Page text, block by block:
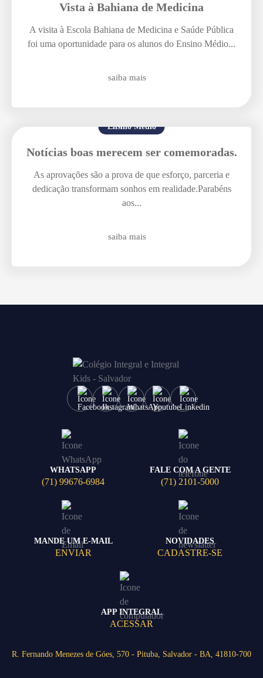
Vista à Bahiana de Medicina
A visita à Escola Bahiana de Medicina e Saúde Pública
foi uma oportunidade para os alunos do Ensino Médio...
saiba mais
Ensino Médio
Notícias boas merecem ser comemoradas.
As aprovações são a prova de que esforço, parceria e
dedicação transformam sonhos em realidade.Parabéns
aos...
saiba mais
WHATSAPP
(71) 99676-6984
FALE COM A GENTE
(71) 2101-5000
MANDE UM E-MAIL
ENVIAR
NOVIDADES
CADASTRE-SE
APP INTEGRAL
ACESSAR
R. Fernando Menezes de Góes, 570 - Pituba, Salvador - BA, 41810-700